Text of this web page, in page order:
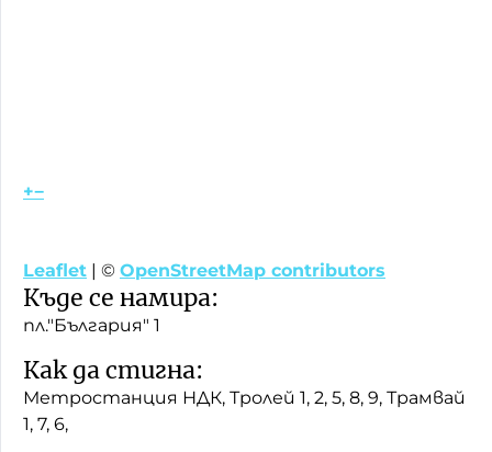
+−
Leaflet | © OpenStreetMap contributors
Къде се намира:
пл."България" 1
Как да стигна:
Метростанция НДК, Тролей 1, 2, 5, 8, 9, Трамвай
1, 7, 6,